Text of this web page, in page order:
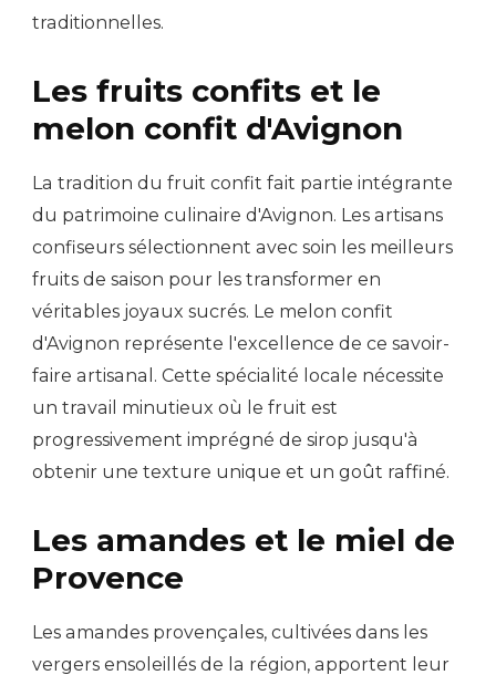
traditionnelles.
Les fruits confits et le
melon confit d'Avignon
La tradition du fruit confit fait partie intégrante
du patrimoine culinaire d'Avignon. Les artisans
confiseurs sélectionnent avec soin les meilleurs
fruits de saison pour les transformer en
véritables joyaux sucrés. Le melon confit
d'Avignon représente l'excellence de ce savoir-
faire artisanal. Cette spécialité locale nécessite
un travail minutieux où le fruit est
progressivement imprégné de sirop jusqu'à
obtenir une texture unique et un goût raffiné.
Les amandes et le miel de
Provence
Les amandes provençales, cultivées dans les
vergers ensoleillés de la région, apportent leur